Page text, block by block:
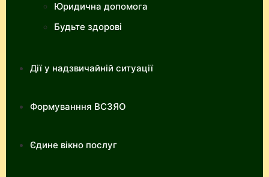
Юридична допомога
Будьте здорові
Дії у надзвичайній ситуації
Формуванння ВСЗЯО
Єдине вікно послуг